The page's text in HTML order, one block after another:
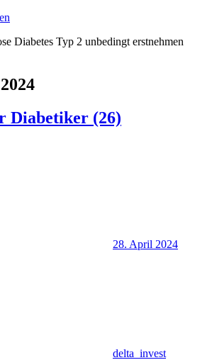
Diabetes Typ 2 unbedingt erstnehmen
Diabetiker (26)
28. April 2024
delta_invest